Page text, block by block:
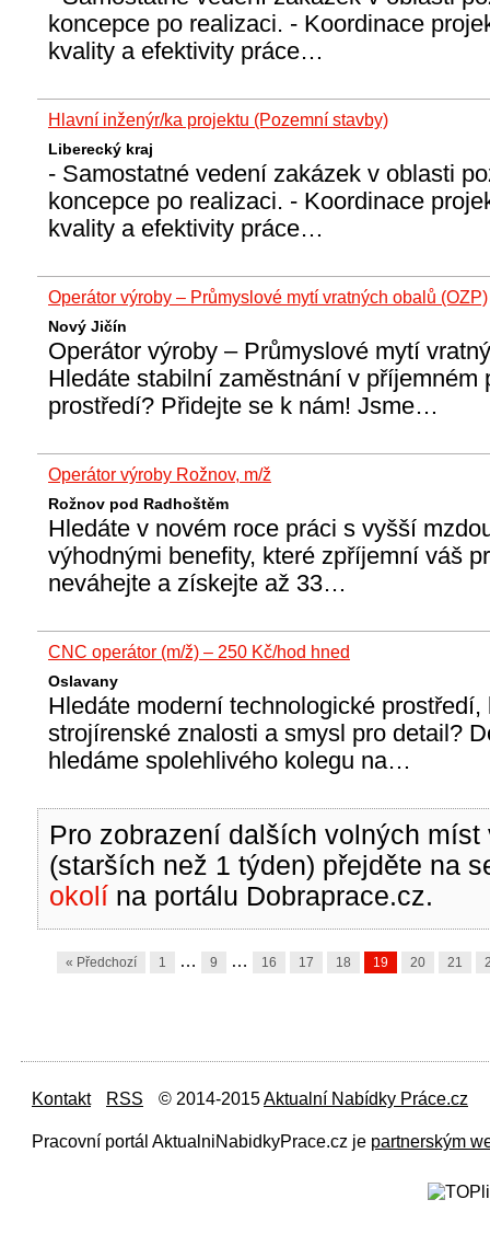
koncepce po realizaci. - Koordinace
kvality a efektivity práce…
Hlavní inženýr/ka projektu (Pozemní stavby)
Liberecký kraj
- Samostatné vedení zakázek v oblasti
koncepce po realizaci. - Koordinace
kvality a efektivity práce…
Operátor výroby – Průmyslové mytí vratných obalů (OZP)
Nový Jičín
Operátor výroby – Průmyslové mytí
Hledáte stabilní zaměstnání v příjemném
prostředí? Přidejte se k nám! Jsme…
Operátor výroby Rožnov, m/ž
Rožnov pod Radhoštěm
Hledáte v novém roce práci s vyšší
výhodnými benefity, které zpříjemní váš
neváhejte a získejte až 33…
CNC operátor (m/ž) – 250 Kč/hod hned
Oslavany
Hledáte moderní technologické
strojírenské znalosti a smysl pro detail?
hledáme spolehlivého kolegu na…
Pro zobrazení dalších volných míst
(starších než 1 týden) přejděte na
okolí na portálu Dobraprace.cz.
« Předchozí 1 … 9 … 16 17 18 19 20 21
Kontakt RSS © 2014-2015Aktualní Nabídky Práce.cz
Pracovní portál AktualniNabidkyPrace.cz je partnerským